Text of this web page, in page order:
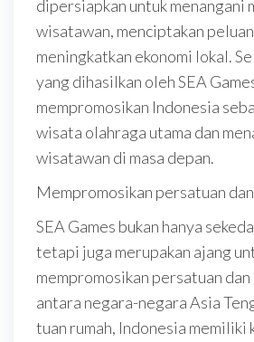
dipersiapkan untuk menangani
wisatawan, menciptakan
meningkatkan ekonomi lokal.
yang dihasilkan oleh SEA
mempromosikan Indonesia
wisata olahraga utama dan
wisatawan di masa depan.
Mempromosikan persatuan
SEA Games bukan hanya
tetapi juga merupakan ajang
mempromosikan persatuan
antara negara-negara Asia
tuan rumah, Indonesia memiliki